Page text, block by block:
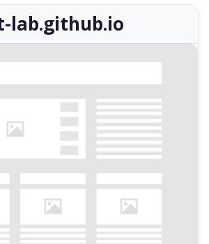
lab.github.io